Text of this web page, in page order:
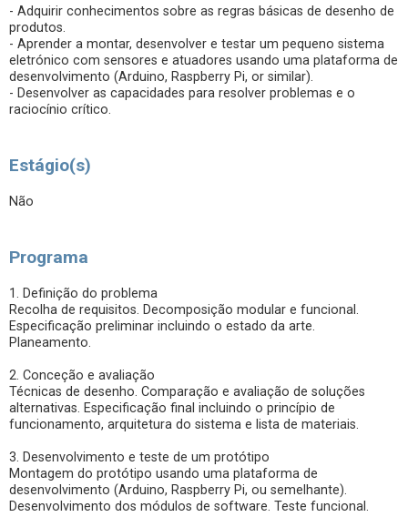
- Adquirir conhecimentos sobre as regras básicas de desenho de
produtos.
- Aprender a montar, desenvolver e testar um pequeno sistema
eletrónico com sensores e atuadores usando uma plataforma de
desenvolvimento (Arduino, Raspberry Pi, or similar).
- Desenvolver as capacidades para resolver problemas e o
raciocínio crítico.
Estágio(s)
Não
Programa
1. Definição do problema
Recolha de requisitos. Decomposição modular e funcional.
Especificação preliminar incluindo o estado da arte.
Planeamento.
2. Conceção e avaliação
Técnicas de desenho. Comparação e avaliação de soluções
alternativas. Especificação final incluindo o princípio de
funcionamento, arquitetura do sistema e lista de materiais.
3. Desenvolvimento e teste de um protótipo
Montagem do protótipo usando uma plataforma de
desenvolvimento (Arduino, Raspberry Pi, ou semelhante).
Desenvolvimento dos módulos de software. Teste funcional.